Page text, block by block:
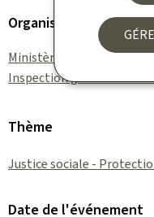
Organisation
Ministère de la Santé et
Inspection générale de la
Thème
Justice sociale -
Date de l'événement